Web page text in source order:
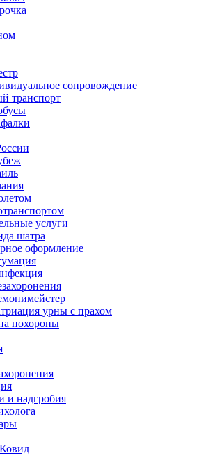
сопровождение
транспорт
услуги
шатра
оформление
урны с прахом
похороны
и надгробия